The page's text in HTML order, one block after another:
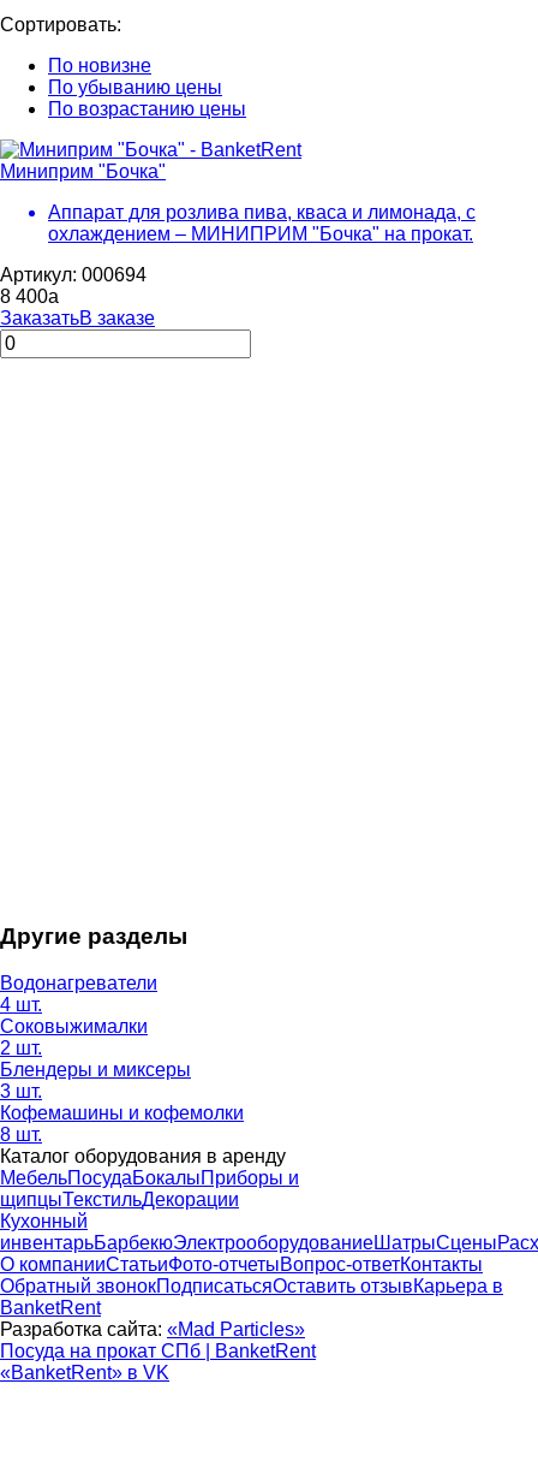
Сортировать:
По новизне
По убыванию цены
По возрастанию цены
Миниприм "Бочка"
Аппарат для розлива пива, кваса и лимонада, с
охлаждением – МИНИПРИМ "Бочка" на прокат.
Артикул: 000694
8 400a
ЗаказатьВ заказе
Другие разделы
Водонагреватели
4 шт.
Соковыжималки
2 шт.
Блендеры и миксеры
3 шт.
Кофемашины и кофемолки
8 шт.
Каталог оборудования в аренду
МебельПосудаБокалыПриборы и
щипцыТекстильДекорации
Кухонный
инвентарьБарбекюЭлектрооборудованиеШатрыСцены
О компанииСтатьиФото-отчетыВопрос-ответКонтакты
Обратный звонокПодписатьсяОставить отзывКарьера в
BanketRent
Разработка сайта: «Mad Particles»
Посуда на прокат СПб | BanketRent
«BanketRent» в VK